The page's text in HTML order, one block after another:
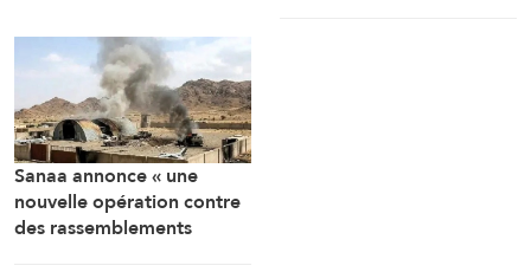
Philippines
Sanaa annonce « une
nouvelle opération contre
des rassemblements